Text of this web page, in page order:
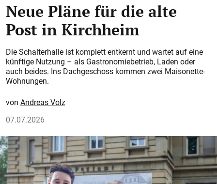
Neue Pläne für die alte
Post in Kirchheim
Die Schalterhalle ist komplett entkernt und wartet auf eine
künftige Nutzung – als Gastronomiebetrieb, Laden oder
auch beides. Ins Dachgeschoss kommen zwei Maisonette-
Wohnungen.
Andreas Volz
07.07.2026